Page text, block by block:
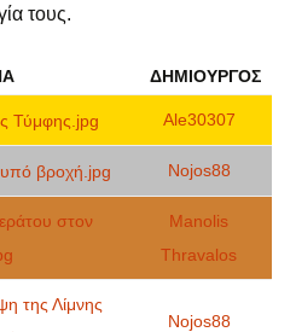
τους.
ΔΗΜΙΟΥΡΓΌΣ
Ale30307
Nojos88
Manolis
Thravalos
Nojos88